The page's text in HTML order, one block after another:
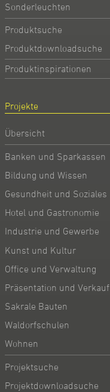
Sonderleuchten
Produktsuche
Produktdownloadsuche
Produktinspirationen
Projekte
Übersicht
Banken und Sparkassen
Bildung und Wissen
Gesundheit und Soziales
Hotel und Gastronomie
Industrie und Gewerbe
Kunst und Kultur
Office und Verwaltung
Präsentation und Verkauf
Sakrale Bauten
Waldorfschulen
Wohnen
Projektsuche
Projektdownloadsuche